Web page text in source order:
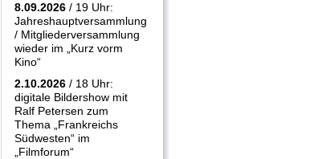
8.09.2026 / 19 Uhr:
Jahreshauptversammlung
/ Mitgliederversammlung
wieder im „Kurz vorm
Kino“
2.10.2026 / 18 Uhr:
digitale Bildershow mit
Ralf Petersen zum
Thema „Frankreichs
Südwesten“ im
„Filmforum“